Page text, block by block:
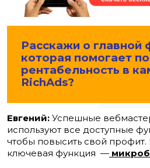
Расскажи о главной
которая помогает
рентабельность в
RichAds?
Евгений: Успешные
используют все доступные
чтобы повысить свой профит.
ключевая функция —